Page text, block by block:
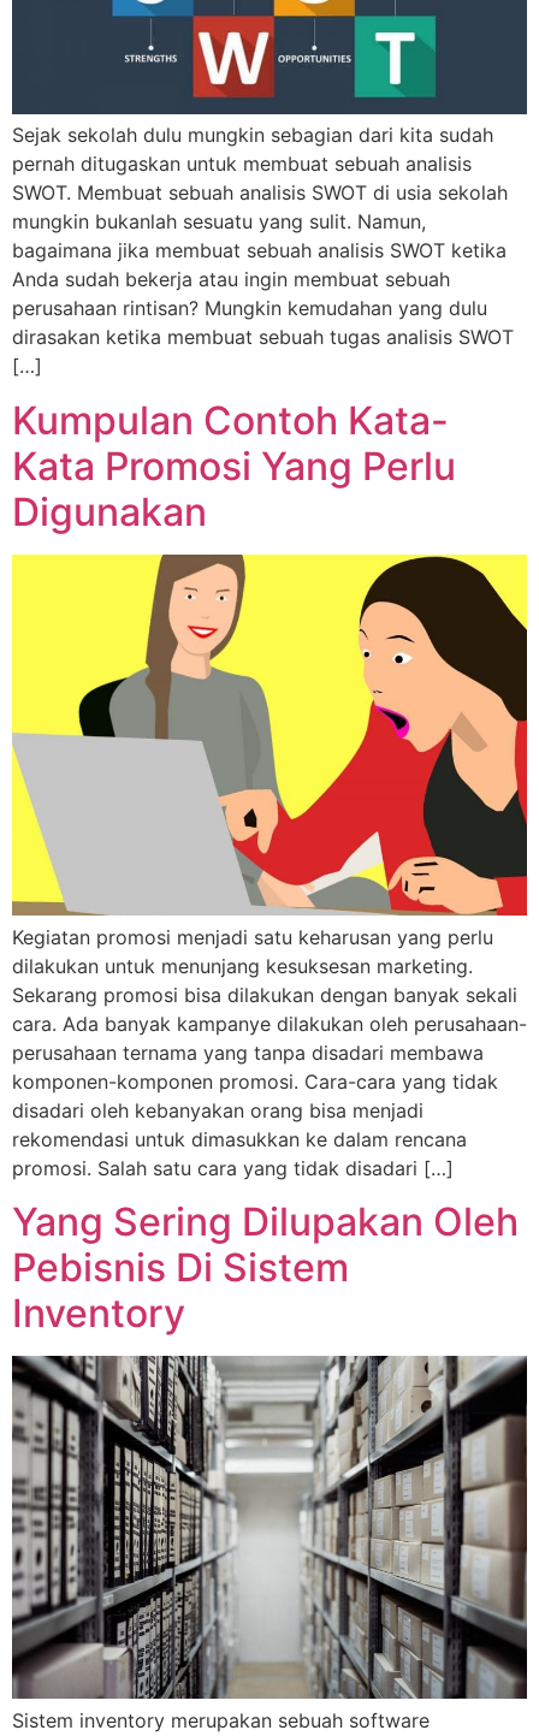
Sejak sekolah dulu mungkin sebagian dari kita sudah
pernah ditugaskan untuk membuat sebuah analisis
SWOT. Membuat sebuah analisis SWOT di usia sekolah
mungkin bukanlah sesuatu yang sulit. Namun,
bagaimana jika membuat sebuah analisis SWOT ketika
Anda sudah bekerja atau ingin membuat sebuah
perusahaan rintisan? Mungkin kemudahan yang dulu
dirasakan ketika membuat sebuah tugas analisis SWOT
[…]
Kumpulan Contoh Kata-
Kata Promosi Yang Perlu
Digunakan
Kegiatan promosi menjadi satu keharusan yang perlu
dilakukan untuk menunjang kesuksesan marketing.
Sekarang promosi bisa dilakukan dengan banyak sekali
cara. Ada banyak kampanye dilakukan oleh perusahaan-
perusahaan ternama yang tanpa disadari membawa
komponen-komponen promosi. Cara-cara yang tidak
disadari oleh kebanyakan orang bisa menjadi
rekomendasi untuk dimasukkan ke dalam rencana
promosi. Salah satu cara yang tidak disadari […]
Yang Sering Dilupakan Oleh
Pebisnis Di Sistem
Inventory
Sistem inventory merupakan sebuah software